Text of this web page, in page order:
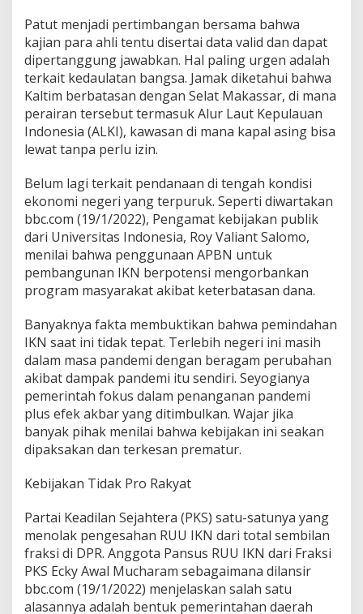
Patut menjadi pertimbangan bersama bahwa
kajian para ahli tentu disertai data valid dan dapat
dipertanggung jawabkan. Hal paling urgen adalah
terkait kedaulatan bangsa. Jamak diketahui bahwa
Kaltim berbatasan dengan Selat Makassar, di mana
perairan tersebut termasuk Alur Laut Kepulauan
Indonesia (ALKI), kawasan di mana kapal asing bisa
lewat tanpa perlu izin.
Belum lagi terkait pendanaan di tengah kondisi
ekonomi negeri yang terpuruk. Seperti diwartakan
bbc.com (19/1/2022), Pengamat kebijakan publik
dari Universitas Indonesia, Roy Valiant Salomo,
menilai bahwa penggunaan APBN untuk
pembangunan IKN berpotensi mengorbankan
program masyarakat akibat keterbatasan dana.
Banyaknya fakta membuktikan bahwa pemindahan
IKN saat ini tidak tepat. Terlebih negeri ini masih
dalam masa pandemi dengan beragam perubahan
akibat dampak pandemi itu sendiri. Seyogianya
pemerintah fokus dalam penanganan pandemi
plus efek akbar yang ditimbulkan. Wajar jika
banyak pihak menilai bahwa kebijakan ini seakan
dipaksakan dan terkesan prematur.
Kebijakan Tidak Pro Rakyat
Partai Keadilan Sejahtera (PKS) satu-satunya yang
menolak pengesahan RUU IKN dari total sembilan
fraksi di DPR. Anggota Pansus RUU IKN dari Fraksi
PKS Ecky Awal Mucharam sebagaimana dilansir
bbc.com (19/1/2022) menjelaskan salah satu
alasannya adalah bentuk pemerintahan daerah